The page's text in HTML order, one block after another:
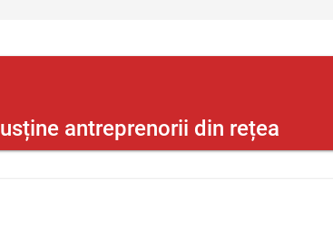
antreprenorii din rețea